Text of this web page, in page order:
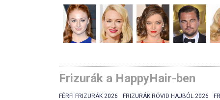
Frizurák a HappyHair-ben
FÉRFI FRIZURÁK 2026 FRIZURÁK RÖVID HAJBÓL 2026